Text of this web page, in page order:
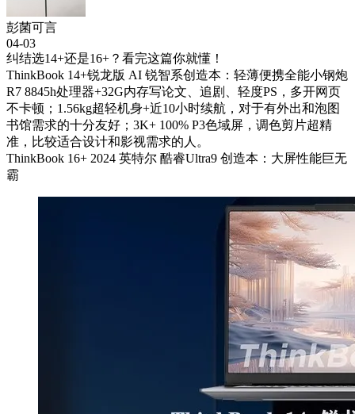
彭菌可言
04-03
纠结选14+还是16+？看完这篇你就懂！
ThinkBook 14+锐龙版 AI 锐智系创造本：轻薄便携全能小钢炮
R7 8845h处理器+32G内存写论文、追剧、轻度PS，多开网页
不卡顿；1.56kg超轻机身+近10小时续航，对于有外出和泡图
书馆需求的十分友好；3K+ 100% P3色域屏，调色剪片超精
准，比较适合设计和影视需求的人。
ThinkBook 16+ 2024 英特尔 酷睿Ultra9 创造本：大屏性能巨无
霸